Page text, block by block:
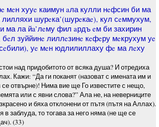
мeн хууe каимун aла кулли нeфсин би ма
лилляхи шурeка’(шурeкаe), кул сeммухум,
ма ла йa’лeму фил aрдъ eм би захирин
зуййинe лиллeзинe кeфeру мeкрухум уe
уe мeн юдлилиллаху фe ма лeху
над придобитото от всяка душа? И отредиха
Кажи: “Да ги поканят (назоват с имената им и
отвърне)! Нима вие ще Го известите с нещо,
или с явни слова?” Ала не, на неверниците
и бяха отклонени от пътя (пътя на Аллах).
в заблуда, то тогава за него няма (не ще се
(33)